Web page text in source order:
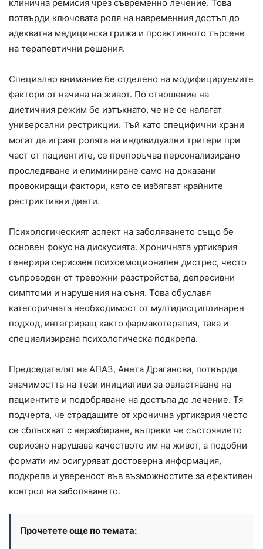
клинична ремисия чрез съвременно лечение. Това
потвърди ключовата роля на навременния достъп до
адекватна медицинска грижа и проактивното търсене
на терапевтични решения.
Специално внимание бе отделено на модифицируемите
фактори от начина на живот. По отношение на
диетичния режим бе изтъкнато, че не се налагат
универсални рестрикции. Тъй като специфични храни
могат да играят ролята на индивидуални тригери при
част от пациентите, се препоръчва персонализирано
проследяване и елиминиране само на доказани
провокиращи фактори, като се избягват крайните
рестриктивни диети.
Психологическият аспект на заболяването също бе
основен фокус на дискусията. Хроничната уртикария
генерира сериозен психоемоционален дистрес, често
съпроводен от тревожни разстройства, депресивни
симптоми и нарушения на съня. Това обуславя
категоричната необходимост от мултидисциплинарен
подхoд, интегриращ както фармакотерапия, така и
специализирана психологическа подкрепа.
Председателят на АПАЗ, Анета Драганова, потвърди
значимостта на тези инициативи за овластяване на
пациентите и подобряване на достъпа до лечение. Тя
подчерта, че страдащите от хронична уртикария често
се сблъскват с неразбиране, въпреки че състоянието
сериозно нарушава качеството им на живот, а подобни
формати им осигуряват достоверна информация,
подкрепа и увереност във възможностите за ефективен
контрол на заболяването.
Прочетете още по темата: